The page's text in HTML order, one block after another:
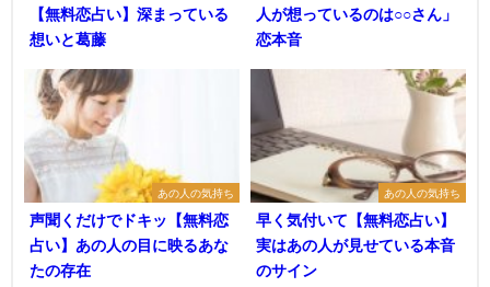
【無料恋占い】深まっている
想いと葛藤
人が想っているのは○○さん」
恋本音
あの人の気持ち
声聞くだけでドキッ【無料恋
占い】あの人の目に映るあな
たの存在
あの人の気持ち
早く気付いて【無料恋占い】
実はあの人が見せている本音
のサイン